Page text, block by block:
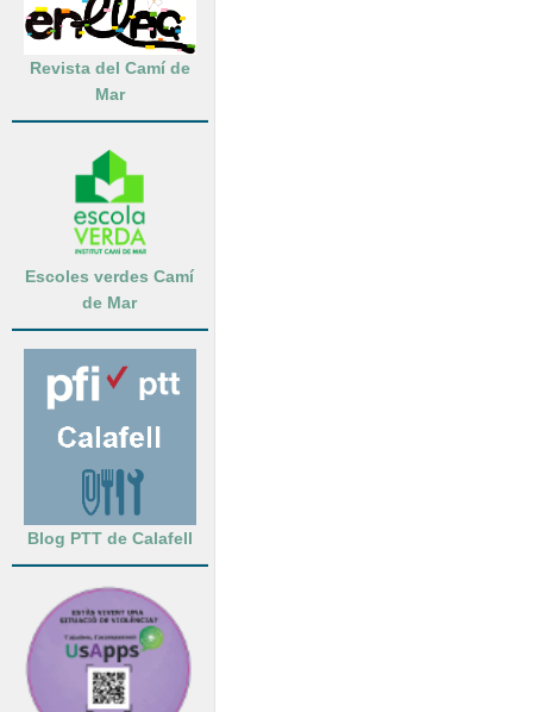
Revista del Camí de
Mar
Escoles verdes Camí
de Mar
Blog PTT de Calafell